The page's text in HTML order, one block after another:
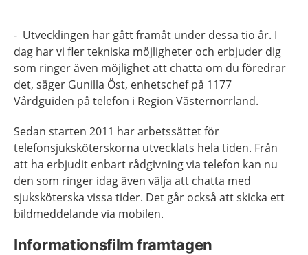
- Utvecklingen har gått framåt under dessa tio år. I
dag har vi fler tekniska möjligheter och erbjuder dig
som ringer även möjlighet att chatta om du föredrar
det, säger Gunilla Öst, enhetschef på 1177
Vårdguiden på telefon i Region Västernorrland.
Sedan starten 2011 har arbetssättet för
telefonsjuksköterskorna utvecklats hela tiden. Från
att ha erbjudit enbart rådgivning via telefon kan nu
den som ringer idag även välja att chatta med
sjuksköterska vissa tider. Det går också att skicka ett
bildmeddelande via mobilen.
Informationsfilm framtagen